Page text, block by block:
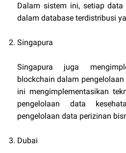
Dalam sistem ini, setiap
dalam database terdistribusi
Singapura
Singapura juga
blockchain dalam
ini mengimplementasikan
pengelolaan data
pengelolaan data perizinan
Dubai